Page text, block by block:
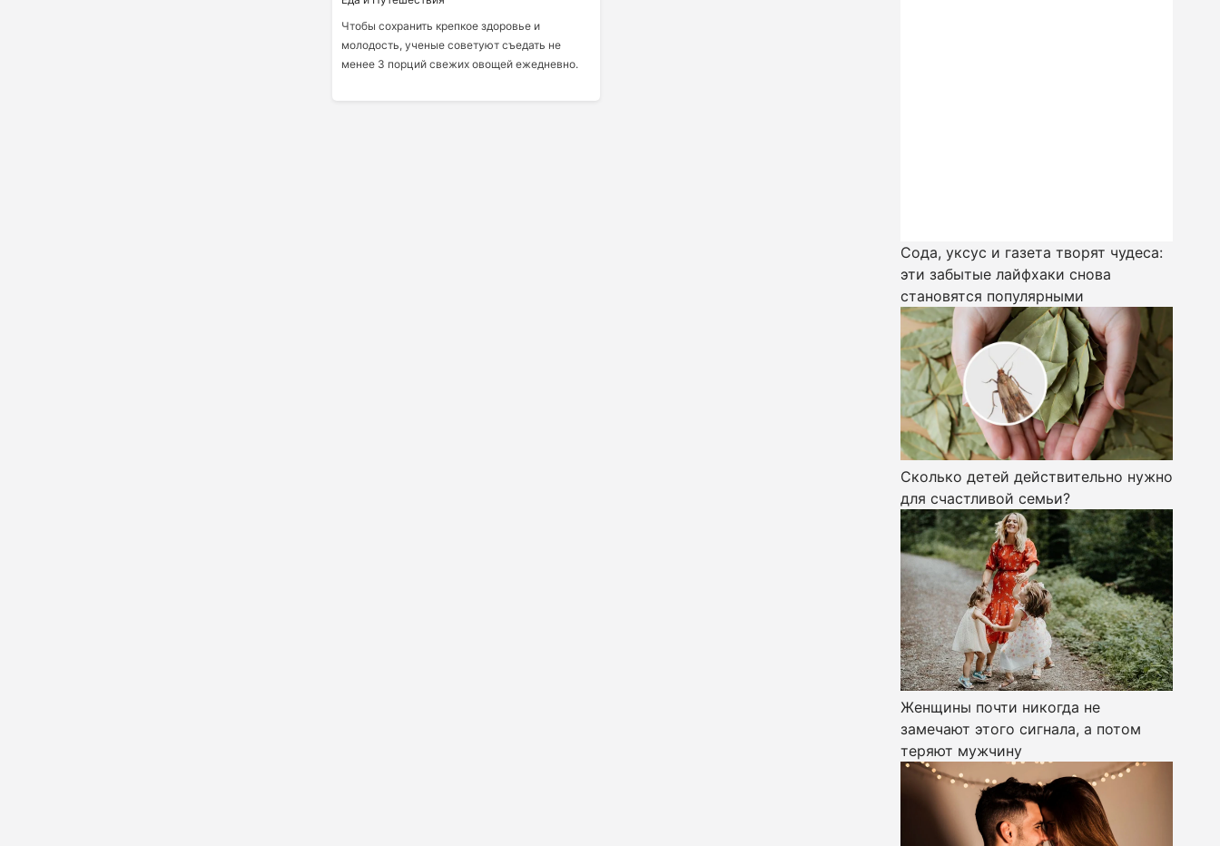
Чтобы сохранить крепкое здоровье и
молодость, ученые советуют съедать не
менее 3 порций свежих овощей ежедневно.
Сода, уксус и газета творят чудеса:
эти забытые лайфхаки снова
становятся популярными
Сколько детей действительно нужно
для счастливой семьи?
Женщины почти никогда не
замечают этого сигнала, а потом
теряют мужчину